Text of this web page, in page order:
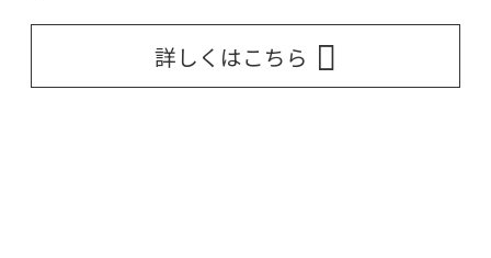
詳しくはこちら